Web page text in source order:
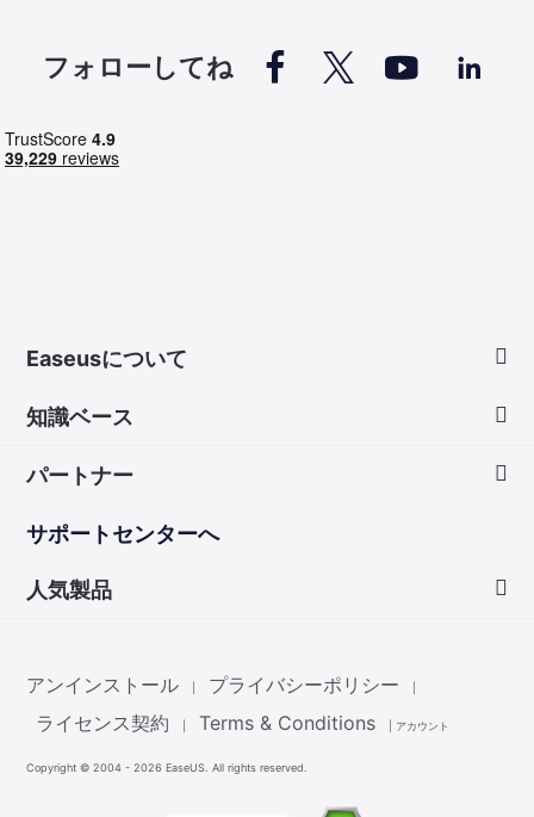
フォローしてね    
Easeusについて
お問い合わせ
知識ベース
Mac アプリ ストア
パートナー
サポートセンターへ
人気製品
Partition Master
アンインストール プライバシーポリシー
ライセンス契約 Terms & Conditions アカウント
Copyright © 2004 - 2026 EaseUS. All rights reserved.